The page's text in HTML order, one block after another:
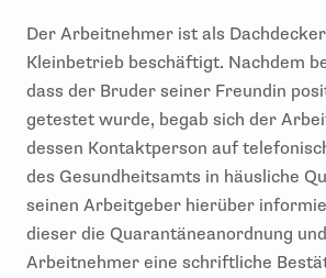
Der Arbeitnehmer ist als
Kleinbetrieb beschäftigt. Nachdem
dass der Bruder seiner Freundin
getestet wurde, begab sich der
dessen Kontaktperson auf
des Gesundheitsamts in häusliche
seinen Arbeitgeber hierüber
dieser die Quarantäneanordnung und
Arbeitnehmer eine schriftliche